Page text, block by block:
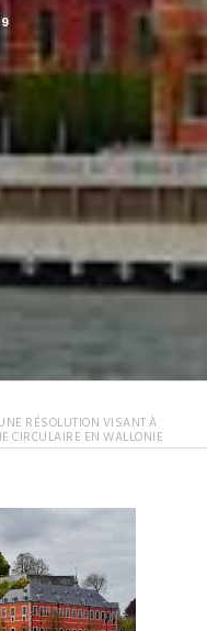
RÉSOLUTION VISANT À
CIRCULAIRE EN WALLONIE